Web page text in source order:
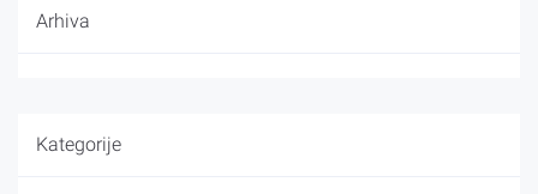
Arhiva
Kategorije